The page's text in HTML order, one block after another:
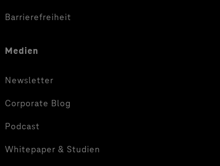
Barrierefreiheit
Medien
Newsletter
Corporate Blog
Podcast
Whitepaper & Studien